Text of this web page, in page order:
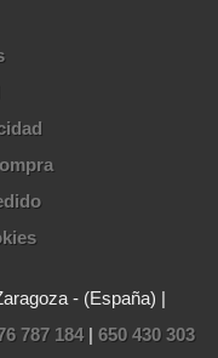
- (España) |
787 184| 650 430 303